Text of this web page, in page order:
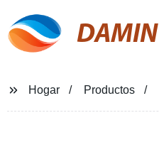
DAMIN
Hogar Productos